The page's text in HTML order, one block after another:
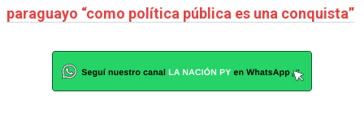
paraguayo “como política pública es una conquista”